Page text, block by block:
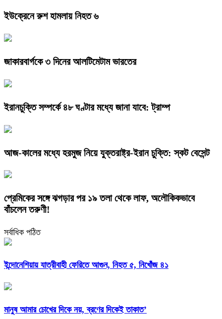
ইউক্রেনে রুশ হামলায় নিহত ৬
জাকারবার্গকে ৩ দিনের আলটিমেটাম ভারতের
ইরানচুক্তি সম্পর্কে ৪৮ ঘণ্টার মধ্যে জানা যাবে: ট্রাম্প
আজ-কালের মধ্যে হরমুজ নিয়ে যুক্তরাষ্ট্র-ইরান চুক্তি: স্কট বেসেন্ট
প্রেমিকের সঙ্গে ঝগড়ার পর ১৯ তলা থেকে লাফ, অলৌকিকভাবে
বাঁচলেন তরুণী!
সর্বাধিক পঠিত
ইন্দোনেশিয়ায় যাত্রীবাহী ফেরিতে আগুন, নিহত ৫, নিখোঁজ ৪১
মানুষ আমার চোখের দিকে নয়, ব্রণের দিকেই তাকাত’